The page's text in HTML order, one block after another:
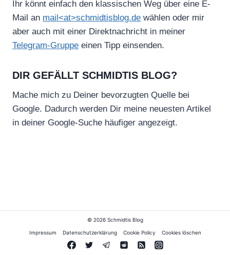
Ihr könnt einfach den klassischen Weg über eine E-
Mail an mail<at>schmidtisblog.de wählen oder mir
aber auch mit einer Direktnachricht in meiner
Telegram-Gruppe einen Tipp einsenden.
DIR GEFÄLLT SCHMIDTIS BLOG?
Mache mich zu Deiner bevorzugten Quelle bei
Google. Dadurch werden Dir meine neuesten Artikel
in deiner Google-Suche häufiger angezeigt.
© 2026 Schmidtis Blog
Impressum Datenschutzerklärung Cookie Policy Cookies löschen